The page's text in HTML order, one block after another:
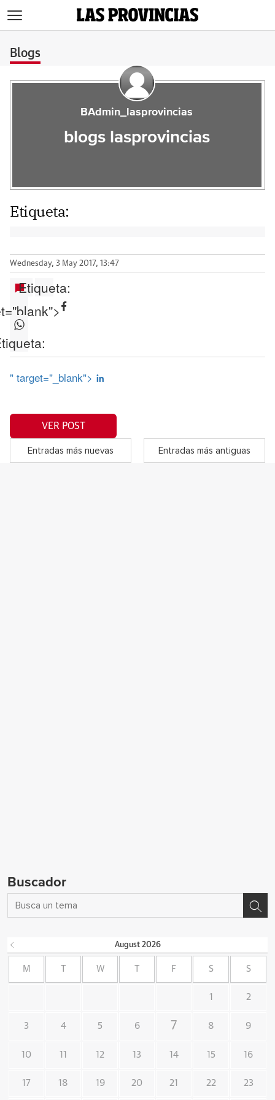
Blogs
BAdmin_lasprovincias
blogs lasprovincias
Etiqueta:
Wednesday, 3 May 2017, 13:47
Etiqueta:
" target="_blank">
VER POST
Entradas más nuevas Entradas más antiguas
Buscador
August 2026
M W F S S
1 2
3 4 5 6 7 8 9
10 11 12 13 14 15 16
17 18 19 20 21 22 23